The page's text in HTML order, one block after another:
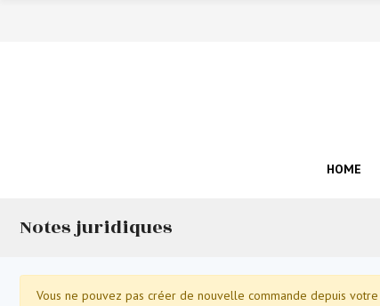
HOME
Notes juridiques
Vous ne pouvez pas créer de nouvelle commande depuis votre